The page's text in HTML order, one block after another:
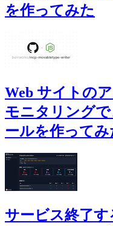
を作ってみた
Web サイトの
モニタリング
ールを作ってみ
サービス終了す